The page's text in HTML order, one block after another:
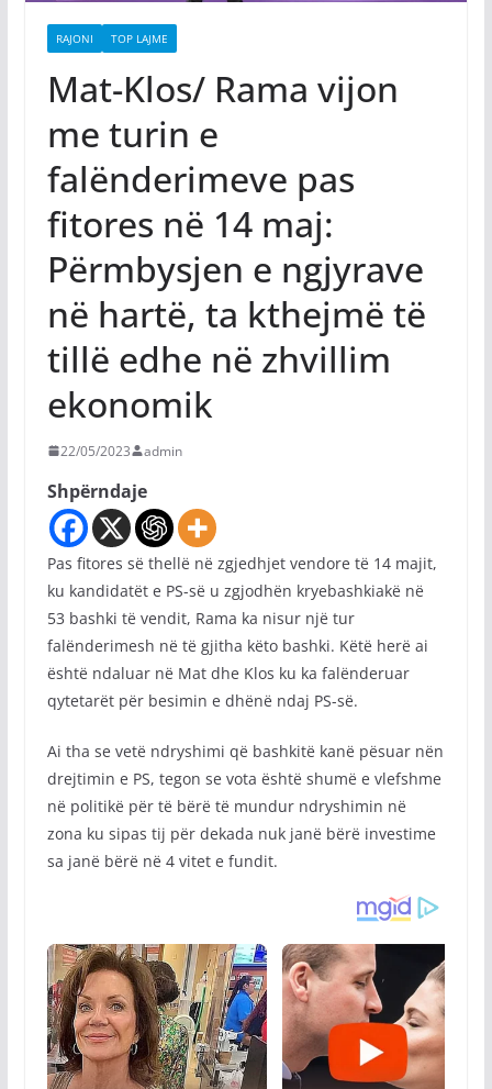
RAJONI TOP LAJME
Mat-Klos/ Rama vijon
me turin e
falënderimeve pas
fitores në 14 maj:
Përmbysjen e ngjyrave
në hartë, ta kthejmë të
tillë edhe në zhvillim
ekonomik
22/05/2023 admin
Shpërndaje
Pas fitores së thellë në zgjedhjet vendore të 14 majit,
ku kandidatët e PS-së u zgjodhën kryebashkiakë në
53 bashki të vendit, Rama ka nisur një tur
falënderimesh në të gjitha këto bashki. Këtë herë ai
është ndaluar në Mat dhe Klos ku ka falënderuar
qytetarët për besimin e dhënë ndaj PS-së.
Ai tha se vetë ndryshimi që bashkitë kanë pësuar nën
drejtimin e PS, tegon se vota është shumë e vlefshme
në politikë për të bërë të mundur ndryshimin në
zona ku sipas tij për dekada nuk janë bërë investime
sa janë bërë në 4 vitet e fundit.